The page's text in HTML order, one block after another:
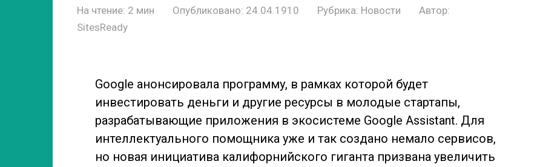
На чтение: 2 мин Опубликовано: 24.04.1910 Рубрика: Новости
Автор:
SitesReady
Google анонсировала программу, в рамках которой будет
инвестировать деньги и другие ресурсы в молодые стартапы,
разрабатывающие приложения в экосистеме Google Assistant. Для
интеллектуального помощника уже и так создано немало сервисов,
но новая инициатива калифорнийского гиганта призвана увеличить